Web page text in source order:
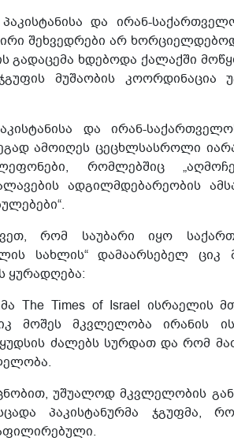
და ირან-
შეხვედრები არ
ხდებოდა ქალაქში
მუშაობის კოორდინაცია
და ირან-
ამოიღეს ცეცხლსასროლი
რომლებშიც
ადგილმდებარეობის
რომ საუბარი იყო
სახლის“ დამაარსებელ ციკ
ყურადღება:
The Times of Israel ისრაელის
მოშეს მკვლელობა ირანის
ძალებს სურდათ და რომ
ცნობით, უშუალოდ მკვლელობის
პაკისტანურმა ჯგუფმა,